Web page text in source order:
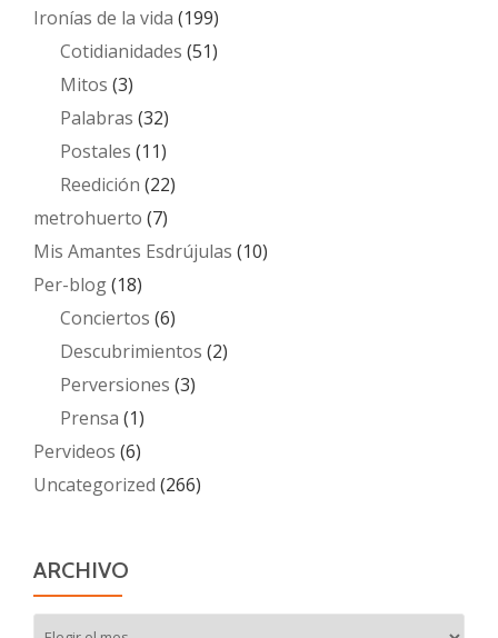
Ironías de la vida (199)
Cotidianidades (51)
Mitos (3)
Palabras (32)
Postales (11)
Reedición (22)
metrohuerto (7)
Mis Amantes Esdrújulas (10)
Per-blog(18)
Conciertos (6)
Descubrimientos (2)
Perversiones (3)
Prensa (1)
Pervideos (6)
Uncategorized (266)
ARCHIVO